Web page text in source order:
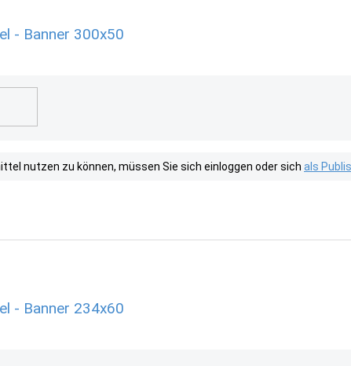
- Banner 300x50
nutzen zu können, müssen Sie sich einloggen oder sich als
- Banner 234x60